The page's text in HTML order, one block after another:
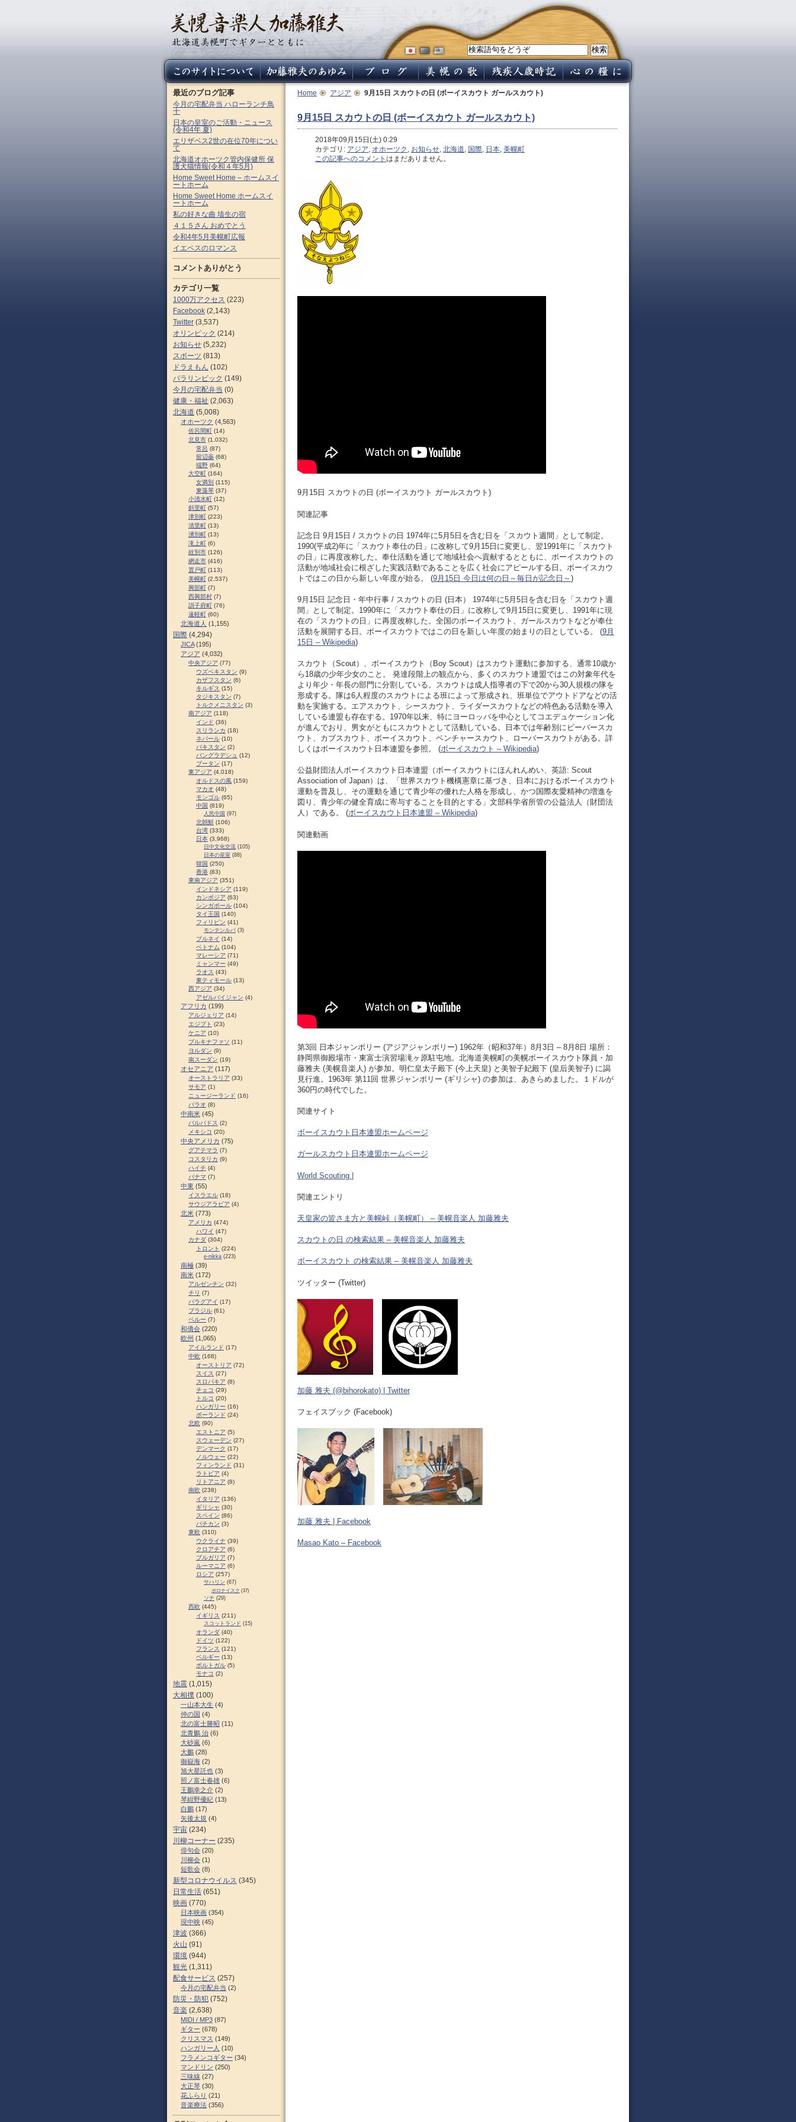
Home アジア 9月15日 スカウトの日 (ボーイスカウト ガールスカウト)
9月15日 スカウトの日 (ボーイスカウト ガールスカウト)
2018年09月15日(土) 0:29
カテゴリ: アジア, オホーツク , お知らせ, 北海道, 国際, 日本, 美幌町
この記事へのコメント はまだありません。
9月15日 スカウトの日 (ボーイスカウト ガールスカウト)
関連記事
記念日 9月15日 / スカウトの日 1974年に5月5日を含む日を「スカウト週間」として制定。
1990(平成2)年に「スカウト奉仕の日」に改称して9月15日に変更し、翌1991年に「スカウト
の日」に再度改称した。奉仕活動を通じて地域社会へ貢献するとともに、ボーイスカウトの
活動が地域社会に根ざした実践活動であることを広く社会にアピールする日。ボーイスカウ
トではこの日から新しい年度が始る。 (9月15日 今日は何の日～毎日が記念日～ )
9月15日 記念日・年中行事 / スカウトの日 (日本） 1974年に5月5日を含む日を「スカウト週
間」として制定。1990年に「スカウト奉仕の日」に改称して9月15日に変更し、1991年に現
在の「スカウトの日」に再度改称した。全国のボーイスカウト、ガールスカウトなどが奉仕
活動を展開する日。ボーイスカウトではこの日を新しい年度の始まりの日としている。 (9月
15日 – Wikipedia)
スカウト（Scout）、ボーイスカウト（Boy Scout）はスカウト運動に参加する、通常10歳か
ら18歳の少年少女のこと。 発達段階上の観点から、多くのスカウト連盟ではこの対象年代を
より年少・年長の部門に分割している。スカウトは成人指導者の下で20から30人規模の隊を
形成する。隊は6人程度のスカウトによる班によって形成され、班単位でアウトドアなどの活
動を実施する。エアスカウト、シースカウト、ライダースカウトなどの特色ある活動を導入
している連盟も存在する。1970年以来、特にヨーロッパを中心としてコエデュケーション化
が進んでおり、男女がともにスカウトとして活動している。日本では年齢別にビーバースカ
ウト、カブスカウト、ボーイスカウト、ベンチャースカウト、ローバースカウトがある。詳
しくはボーイスカウト日本連盟を参照。 (ボーイスカウト – Wikipedia)
公益財団法人ボーイスカウト日本連盟（ボーイスカウトにほんれんめい、英語: Scout
Association of Japan）は、「世界スカウト機構憲章に基づき、日本におけるボーイスカウト
運動を普及し、その運動を通じて青少年の優れた人格を形成し、かつ国際友愛精神の増進を
図り、青少年の健全育成に寄与することを目的とする」文部科学省所管の公益法人（財団法
人）である。 (ボーイスカウト日本連盟 – Wikipedia)
関連動画
第3回 日本ジャンボリー (アジアジャンボリー) 1962年（昭和37年）8月3日 – 8月8日 場所：
静岡県御殿場市・東富士演習場滝ヶ原駐屯地。北海道美幌町の美幌ボーイスカウト隊員・加
藤雅夫 (美幌音楽人) が参加。明仁皇太子殿下 (今上天皇) と美智子妃殿下 (皇后美智子) に謁
見行進。1963年 第11回 世界ジャンボリー (ギリシャ) の参加は、あきらめました。１ドルが
360円の時代でした。
関連サイト
ボーイスカウト日本連盟ホームページ
ガールスカウト日本連盟ホームページ
World Scouting |
関連エントリ
天皇家の皆さま方と美幌峠（美幌町） – 美幌音楽人 加藤雅夫
スカウトの日 の検索結果 – 美幌音楽人 加藤雅夫
ボーイスカウト の検索結果 – 美幌音楽人 加藤雅夫
ツイッター (Twitter)
加藤 雅夫 (@bihorokato) | Twitter
フェイスブック (Facebook)
加藤 雅夫 | Facebook
Masao Kato – Facebook
最近のブログ記事
今月の宅配弁当 ハローランチ鳥
十
日本の皇室のご活動・ニュース
(令和4年 夏)
エリザベス2世の在位70年につい
て
北海道オホーツク管内保健所 保
護犬猫情報(令和４年5月)
Home Sweet Home – ホームスイ
ートホーム
Home Sweet Home ホームスイ
ートホーム
私の好きな曲 埴生の宿
４１５さん おめでとう
令和4年5月美幌町広報
イエペスのロマンス
コメントありがとう
カテゴリ一覧
1000万アクセス (223)
Facebook (2,143)
Twitter (3,537)
オリンピック (214)
お知らせ (5,232)
スポーツ (813)
ドラえもん (102)
パラリンピック (149)
今月の宅配弁当 (0)
健康・福祉 (2,063)
北海道 (5,008)
オホーツク (4,563)
佐呂間町 (14)
北見市 (1,032)
常呂 (87)
留辺蘂 (68)
端野 (64)
大空町 (164)
女満別 (115)
東藻琴 (37)
小清水町 (12)
斜里町 (57)
津別町 (223)
清里町 (13)
湧別町 (13)
滝上町 (6)
紋別市 (126)
網走市 (416)
置戸町 (113)
美幌町 (2,537)
興部町 (7)
西興部村 (7)
訓子府町 (76)
遠軽町 (60)
北海道人 (1,155)
国際 (4,294)
JICA(195)
アジア (4,032)
中央アジア (77)
ウズベキスタン (9)
カザフスタン (6)
キルギス (15)
タジキスタン (7)
トルクメニスタン (3)
南アジア (118)
インド (36)
スリランカ (18)
ネパール (10)
パキスタン (2)
バングラデシュ (12)
ブータン (17)
東アジア (4,018)
オルドスの風 (159)
マカオ (48)
モンゴル (65)
中国 (819)
人民中国 (97)
北朝鮮 (106)
台湾 (333)
日本 (3,968)
日中文化交流 (105)
日本の皇室 (88)
韓国 (250)
香港 (83)
東南アジア (351)
インドネシア (119)
カンボジア (63)
シンガポール (104)
タイ王国 (140)
フィリピン (41)
モンテンルパ (3)
ブルネイ (14)
ベトナム (104)
マレーシア (71)
ミャンマー (49)
ラオス (43)
東ティモール (13)
西アジア (34)
アゼルバイジャン (4)
アフリカ (199)
アルジェリア (14)
エジプト (23)
ケニア (10)
ブルキナファソ (11)
ヨルダン (9)
南スーダン (19)
オセアニア (117)
オーストラリア (33)
サモア (1)
ニュージーランド (16)
パラオ (8)
中南米 (45)
バルバドス (2)
メキシコ (20)
中央アメリカ (75)
グアテマラ (7)
コスタリカ (9)
ハイチ (4)
パナマ (7)
中東 (55)
イスラエル (18)
サウジアラビア (4)
北米 (773)
アメリカ (474)
ハワイ (47)
カナダ (304)
トロント (224)
e-nikka (223)
南極 (39)
南米 (172)
アルゼンチン (32)
チリ (7)
パラグアイ (17)
ブラジル (61)
ペルー (7)
和僑会 (220)
欧州 (1,065)
アイルランド (17)
中欧 (168)
オーストリア (72)
スイス (27)
スロパキア (8)
チェコ (29)
トルコ (20)
ハンガリー (16)
ポーランド (24)
北欧 (90)
エストニア (5)
スウェーデン (27)
デンマーク (17)
ノルウェー (22)
フィンランド (31)
ラトビア (4)
リトアニア (8)
南欧 (238)
イタリア (136)
ギリシャ (30)
スペイン (86)
バチカン (3)
東欧 (310)
ウクライナ (39)
クロアチア (6)
ブルガリア (7)
ルーマニア (6)
ロシア (257)
サハリン (67)
ポロナイスク (37)
ソチ (29)
西欧 (445)
イギリス (211)
スコットランド (15)
オランダ (40)
ドイツ (122)
フランス (121)
ベルギー (13)
ポルトガル (5)
モナコ (2)
地震 (1,015)
大相撲 (100)
一山本大生 (4)
仲の国 (4)
北の富士勝昭 (11)
北青鵬 治 (6)
大砂嵐 (6)
大鵬 (28)
御嶽海 (2)
旭大星託也 (3)
照ノ富士春雄 (6)
王鵬幸之介 (2)
琴紺野優紀 (13)
白鵬 (17)
矢後太規 (4)
宇宙 (234)
川柳コーナー (235)
俳句会 (20)
川柳会 (1)
短歌会 (8)
新型コロナウイルス (345)
日常生活 (651)
映画 (770)
日本映画 (354)
現中映 (45)
津波 (366)
火山 (91)
環境 (944)
観光 (1,311)
配食サービス (257)
今月の宅配弁当 (2)
防災・防犯 (752)
音楽 (2,638)
MIDI / MP3 (87)
ギター (678)
クリスマス (149)
ハンガリー人 (10)
フラメンコギター (34)
マンドリン (250)
三味線 (27)
大正琴 (30)
花ふらり (21)
音楽療法 (356)